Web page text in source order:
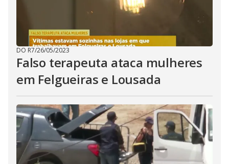
DO R7/26/05/2023
Falso terapeuta ataca mulheres
em Felgueiras e Lousada